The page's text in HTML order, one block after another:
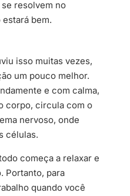
resolvem no
bem.
isso muitas vezes,
um pouco melhor.
e com calma,
corpo, circula com o
nervoso, onde
células.
começa a relaxar e
Portanto, para
quando você